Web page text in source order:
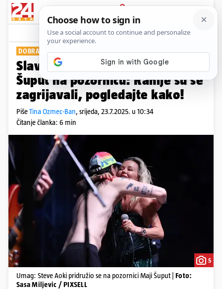
PRIJAVA
Show Komentari
DOBRA ZABAVA U UMAGU
Slavni DJ Steve Aoki došao Maji
Šuput na pozornicu: Ranije su se
zagrijavali, pogledajte kako!
PišeTina Ozmec-Ban, srijeda, 23.7.2025. u 10:34
Čitanje članka: 6 min
5
Umag: Steve Aoki pridružio se na pozornici Maji Šuput | Foto:
Sasa Miljevic / PIXSELL